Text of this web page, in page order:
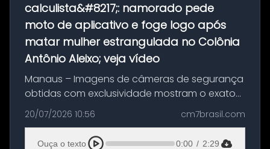
calculista&#8217;: namorado pede
moto de aplicativo e foge logo após
matar mulher estrangulada no Colônia
Antônio Aleixo; veja vídeo
Manaus – Imagens de câmeras de segurança
obtidas com exclusividade mostram o exato
momento da fuga do principal suspeito da
morte de Larissa Araújo, de 28 anos. O crime
ocorreu na noite deste último d...
20/07/2026 10:56 cm7brasil.com
Ouça o texto 0:00 / 2:29